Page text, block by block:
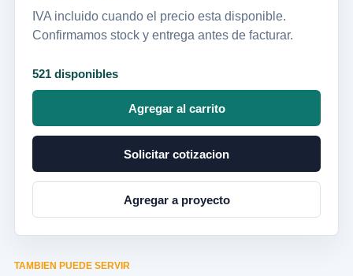
IVA incluido cuando el precio esta disponible.
Confirmamos stock y entrega antes de facturar.
521 disponibles
Agregar al carrito
Solicitar cotizacion
Agregar a proyecto
TAMBIEN PUEDE SERVIR